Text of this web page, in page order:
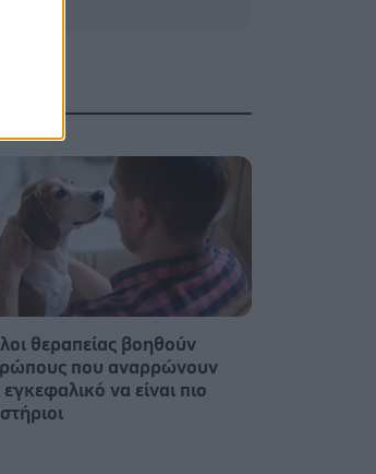
θεραπείας βοηθούν
που αναρρώνουν
να είναι πιο